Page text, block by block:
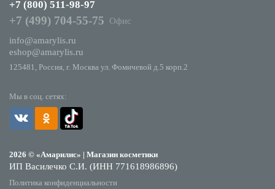
Мы в соц. сетях:
2026 © «Амарилис» | Магазин косметики
ИП Василечко С.И. (ИНН 771618986896)
Политика конфиденциальности
+7 (800) 511-98-97
+7 (499) 704-55-75
Офис
info@amarylis.ru
eshop@amarylis.ru
125481, Россия, г. Москва ул. Фомичевой д.5 корп.2